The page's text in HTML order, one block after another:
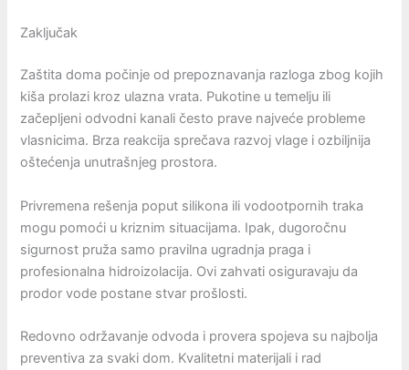
Zaključak
Zaštita doma počinje od prepoznavanja razloga zbog kojih
kiša prolazi kroz ulazna vrata. Pukotine u temelju ili
začepljeni odvodni kanali često prave najveće probleme
vlasnicima. Brza reakcija sprečava razvoj vlage i ozbiljnija
oštećenja unutrašnjeg prostora.
Privremena rešenja poput silikona ili vodootpornih traka
mogu pomoći u kriznim situacijama. Ipak, dugoročnu
sigurnost pruža samo pravilna ugradnja praga i
profesionalna hidroizolacija. Ovi zahvati osiguravaju da
prodor vode postane stvar prošlosti.
Redovno održavanje odvoda i provera spojeva su najbolja
preventiva za svaki dom. Kvalitetni materijali i rad